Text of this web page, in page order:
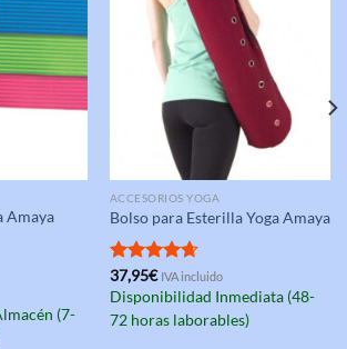
Amaya
(7-
ACCESORIOS YOGA
Bolso para Esterilla Yoga Amaya
Valorado
con4.67
de 5
37,95€ IVA incluido
Disponibilidad Inmediata (48-
72 horas laborables)